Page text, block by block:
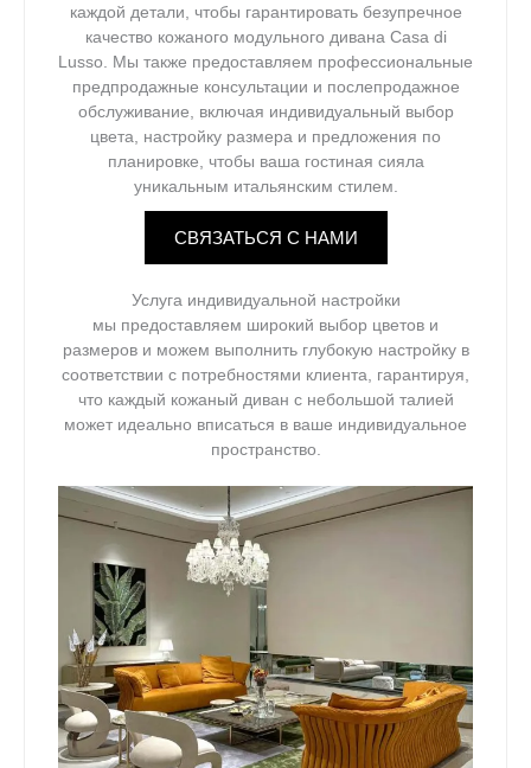
каждой детали, чтобы гарантировать безупречное
качество кожаного модульного дивана Casa di
Lusso. Мы также предоставляем профессиональные
предпродажные консультации и послепродажное
обслуживание, включая индивидуальный выбор
цвета, настройку размера и предложения по
планировке, чтобы ваша гостиная сияла
уникальным итальянским стилем.
СВЯЗАТЬСЯ С НАМИ
Услуга индивидуальной настройки
мы предоставляем широкий выбор цветов и
размеров и можем выполнить глубокую настройку в
соответствии с потребностями клиента, гарантируя,
что каждый кожаный диван с небольшой талией
может идеально вписаться в ваше индивидуальное
пространство.